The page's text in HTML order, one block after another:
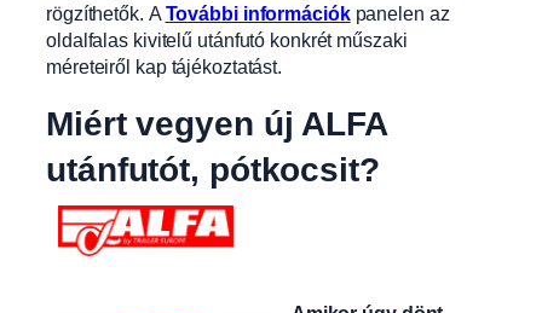
rögzíthetők. ATovábbi információkpanelen az
oldalfalas kivitelű utánfutó konkrét műszaki
méreteiről kap tájékoztatást.
Miért vegyen új ALFA
utánfutót, pótkocsit?